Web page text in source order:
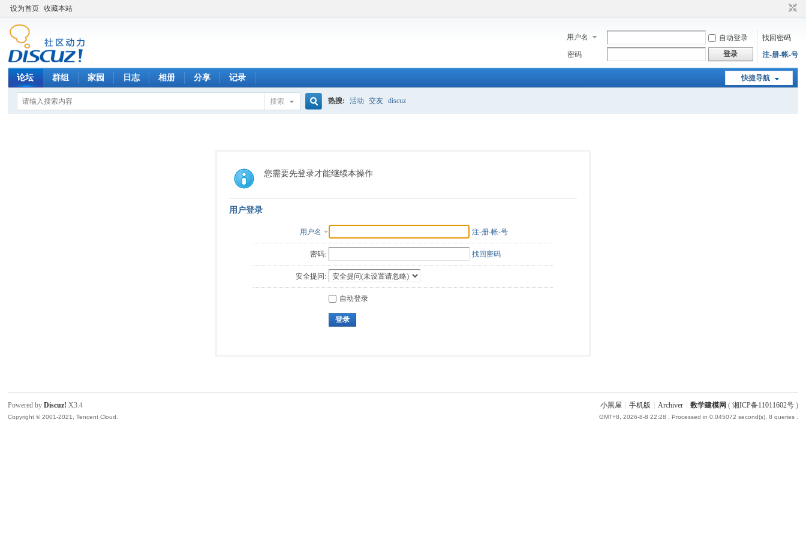
设为首页 收藏本站
用户名 自动登录
找回密码
密码
登录 注-册-帐-号
快捷导航
论坛 群组 家园 日志 相册 分享 记录
搜索
索
热搜: 活动 交友 discuz
您需要先登录才能继续本操作
用户登录
用户名 注-册-帐-号
密码: 找回密码
安全提问:
自动登录
登录
小黑屋 手机版 Archiver 数学建模网 ( 湘ICP备11011602号)
GMT+8, 2026-8-8 22:28 , Processed in 0.045072 second(s), 8 queries .
Powered byDiscuz! X3.4
Copyright © 2001-2021, Tencent Cloud.